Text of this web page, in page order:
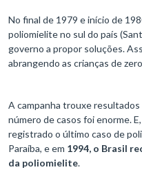
No final de 1979 e início de
poliomielite no sul do país
governo a propor soluções.
abrangendo as crianças de
A campanha trouxe
número de casos foi enorme.
registrado o último caso de
Paraíba, e em 1994, o Brasil
da poliomielite.